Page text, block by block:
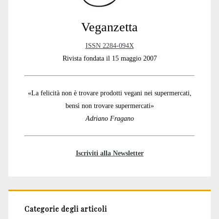
Veganzetta
ISSN 2284-094X
Rivista fondata il 15 maggio 2007
«La felicità non è trovare prodotti vegani nei supermercati,
bensì non trovare supermercati»
Adriano Fragano
Iscriviti alla Newsletter
Categorie degli articoli